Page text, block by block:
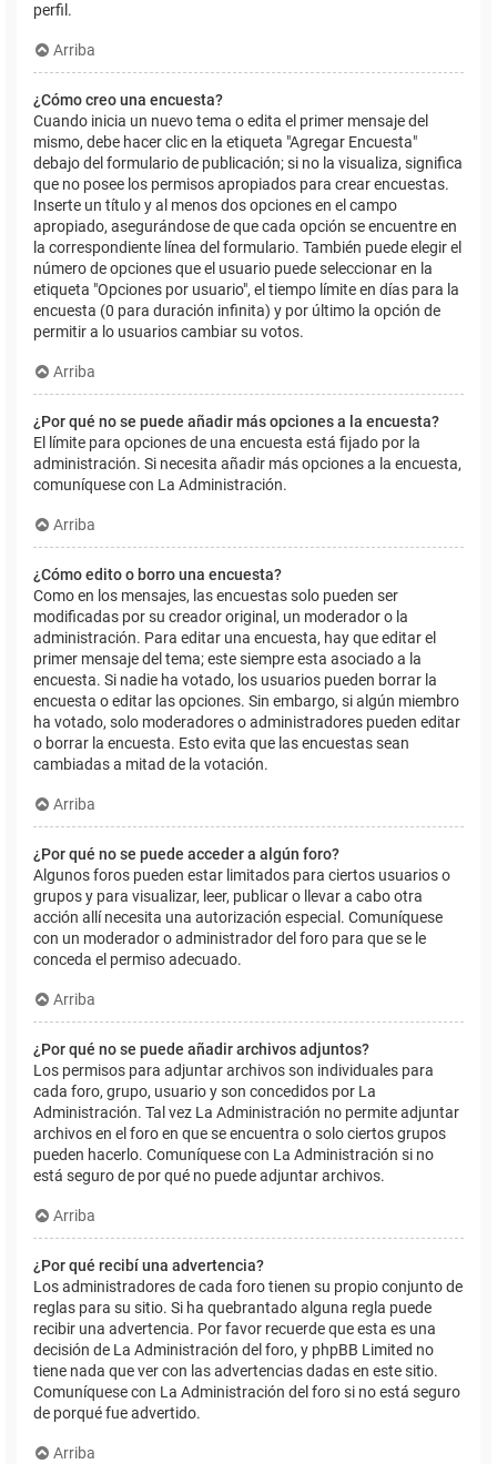
perfil.
Arriba
¿Cómo creo una encuesta?
Cuando inicia un nuevo tema o edita el primer mensaje del
mismo, debe hacer clic en la etiqueta "Agregar Encuesta"
debajo del formulario de publicación; si no la visualiza, significa
que no posee los permisos apropiados para crear encuestas.
Inserte un título y al menos dos opciones en el campo
apropiado, asegurándose de que cada opción se encuentre en
la correspondiente línea del formulario. También puede elegir el
número de opciones que el usuario puede seleccionar en la
etiqueta "Opciones por usuario", el tiempo límite en días para la
encuesta (0 para duración infinita) y por último la opción de
permitir a lo usuarios cambiar su votos.
Arriba
¿Por qué no se puede añadir más opciones a la encuesta?
El límite para opciones de una encuesta está fijado por la
administración. Si necesita añadir más opciones a la encuesta,
comuníquese con La Administración.
Arriba
¿Cómo edito o borro una encuesta?
Como en los mensajes, las encuestas solo pueden ser
modificadas por su creador original, un moderador o la
administración. Para editar una encuesta, hay que editar el
primer mensaje del tema; este siempre esta asociado a la
encuesta. Si nadie ha votado, los usuarios pueden borrar la
encuesta o editar las opciones. Sin embargo, si algún miembro
ha votado, solo moderadores o administradores pueden editar
o borrar la encuesta. Esto evita que las encuestas sean
cambiadas a mitad de la votación.
Arriba
¿Por qué no se puede acceder a algún foro?
Algunos foros pueden estar limitados para ciertos usuarios o
grupos y para visualizar, leer, publicar o llevar a cabo otra
acción allí necesita una autorización especial. Comuníquese
con un moderador o administrador del foro para que se le
conceda el permiso adecuado.
Arriba
¿Por qué no se puede añadir archivos adjuntos?
Los permisos para adjuntar archivos son individuales para
cada foro, grupo, usuario y son concedidos por La
Administración. Tal vez La Administración no permite adjuntar
archivos en el foro en que se encuentra o solo ciertos grupos
pueden hacerlo. Comuníquese con La Administración si no
está seguro de por qué no puede adjuntar archivos.
Arriba
¿Por qué recibí una advertencia?
Los administradores de cada foro tienen su propio conjunto de
reglas para su sitio. Si ha quebrantado alguna regla puede
recibir una advertencia. Por favor recuerde que esta es una
decisión de La Administración del foro, y phpBB Limited no
tiene nada que ver con las advertencias dadas en este sitio.
Comuníquese con La Administración del foro si no está seguro
de porqué fue advertido.
Arriba